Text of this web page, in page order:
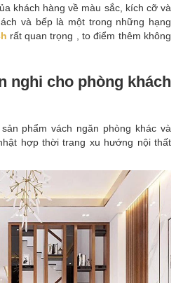
khách hàng về màu sắc, kích cỡ và
và bếp là một trong những hạng
rất quan trọng , to điểm thêm không
nghi cho phòng khách
phẩm vách ngăn phòng khác và
hợp thời trang xu hướng nội thất